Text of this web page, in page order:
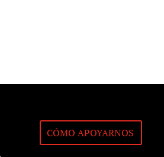
CÓMO APOYARNOS